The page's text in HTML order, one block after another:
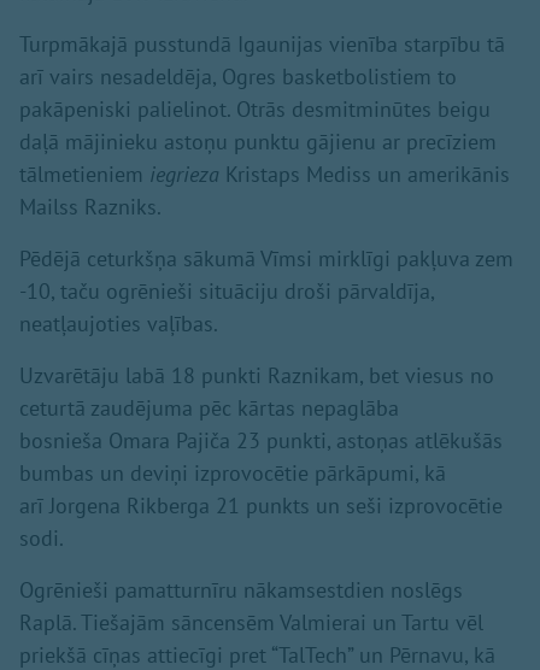
Turpmākajā pusstundā Igaunijas vienība starpību tā
arī vairs nesadeldēja, Ogres basketbolistiem to
pakāpeniski palielinot. Otrās desmitminūtes beigu
daļā mājinieku astoņu punktu gājienu ar precīziem
tālmetieniem iegrieza Kristaps Mediss un amerikānis
Mailss Razniks.
Pēdējā ceturkšņa sākumā Vīmsi mirklīgi pakļuva zem
-10, taču ogrēnieši situāciju droši pārvaldīja,
neatļaujoties vaļības.
Uzvarētāju labā 18 punkti Raznikam, bet viesus no
ceturtā zaudējuma pēc kārtas nepaglāba
bosnieša Omara Pajiča 23 punkti, astoņas atlēkušās
bumbas un deviņi izprovocētie pārkāpumi, kā
arī Jorgena Rikberga 21 punkts un seši izprovocētie
sodi.
Ogrēnieši pamatturnīru nākamsestdien noslēgs
Raplā. Tiešajām sāncensēm Valmierai un Tartu vēl
priekšā cīņas attiecīgi pret “TalTech” un Pērnavu, kā